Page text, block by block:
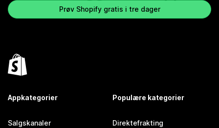
Prøv Shopify gratis i tre dager
Appkategorier
Salgskanaler
Populære kategorier
Direktefrakting